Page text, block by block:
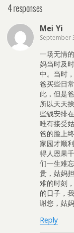
4 responses
Mei Yi
September
一场无情
妈当时及
中。当时
爸买些日
此，但是
所以天天
些钱安排
唯有接受
爸的脸上
家园才顺利
得人恩果
们一生难
贵，姑妈
难的时刻
的日子，
谢您，姑
Reply